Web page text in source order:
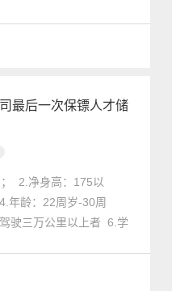
户的信赖与好评。
最后一次保镖人才储
2.净身高：175以
年龄：22周岁-30周
驶三万公里以上者 6.学